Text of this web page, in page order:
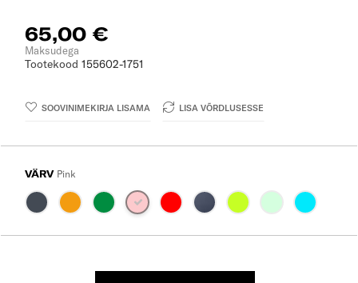
65,00 €
Maksudega
Tootekood 155602-1751
SOOVINIMEKIRJA LISAMA LISA VÕRDLUSESSE
VÄRV Pink